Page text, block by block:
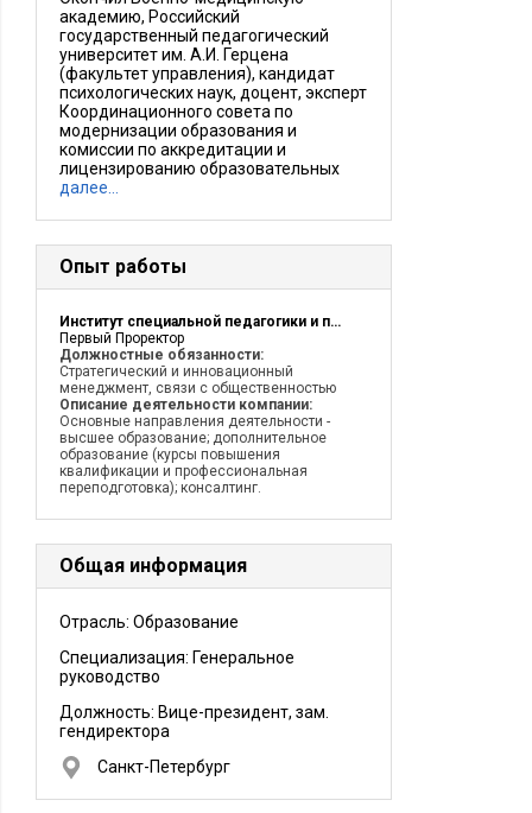
академию, Российский
государственный педагогический
университет им. А.И. Герцена
(факультет управления), кандидат
психологических наук, доцент, эксперт
Координационного совета по
модернизации образования и
комиссии по аккредитации и
лицензированию образовательных
далее…
Опыт работы
Институт специальной педагогики и психологии
Первый Проректор
Должностные обязанности:
Стратегический и инновационный
менеджмент, связи с общественностью
Описание деятельности компании:
Основные направления деятельности -
высшее образование; дополнительное
образование (курсы повышения
квалификации и профессиональная
переподготовка); консалтинг.
Общая информация
Отрасль: Образование
Специализация: Генеральное
руководство
Должность: Вице-президент, зам.
гендиректора
Санкт-Петербург